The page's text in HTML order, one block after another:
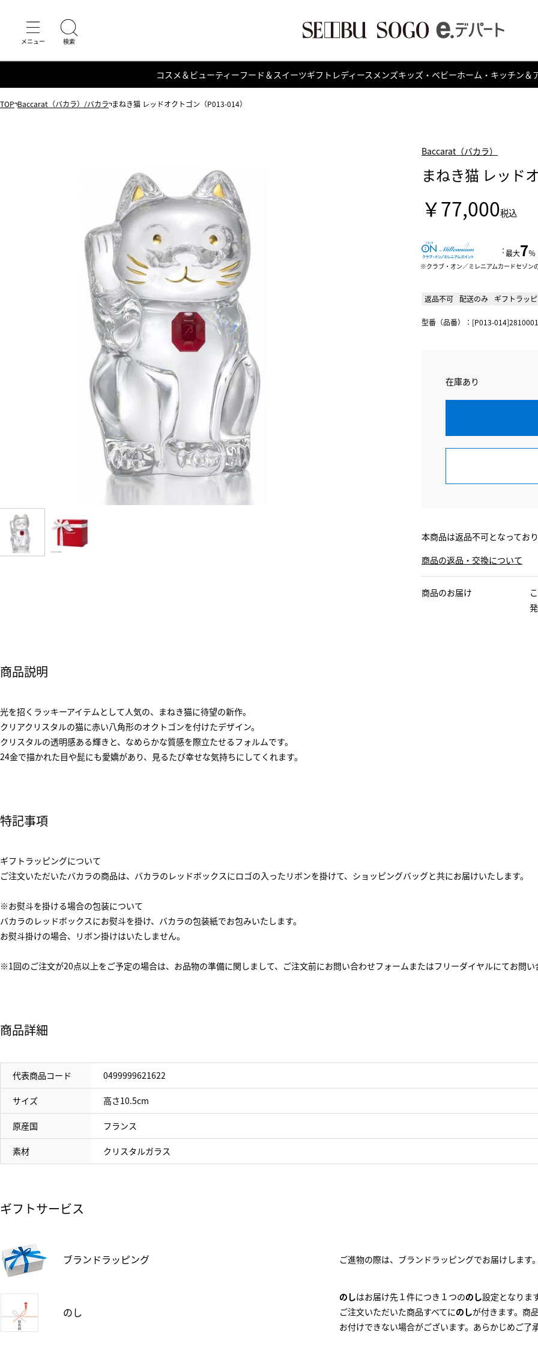
コスメ＆ビューティーフード＆スイーツギフト レディース メンズキッズ・ベビーホーム・キッチン＆
TOP Baccarat（バカラ）/バカラ まねき猫 レッドオクトゴン（P013-014）
Baccarat（バカラ）
まねき猫 レッド
￥77,000税込
：最大7％
クラブ・オン／ミレニアムカードセゾン
返品不可 配送のみ ギフトラッ
型番（品番）：[P013-014]2810001
在庫あり
本商品は返品不可となってお
商品の返品・交換について
商品のお届け
商品説明
光を招くラッキーアイテムとして人気の、まねき猫に待望の新作。
クリアクリスタルの猫に赤い八角形のオクトゴンを付けたデザイン。
クリスタルの透明感ある輝きと、なめらかな質感を際立たせるフォルムです。
24金で描かれた目や髭にも愛嬌があり、見るたび幸せな気持ちにしてくれます。
特記事項
ギフトラッピングについて
ご注文いただいたバカラの商品は、バカラのレッドボックスにロゴの入ったリボンを掛けて、ショッピングバッグと共にお届けいたします。
※お熨斗を掛ける場合の包装について
バカラのレッドボックスにお熨斗を掛け、バカラの包装紙でお包みいたします。
お熨斗掛けの場合、リボン掛けはいたしません。
※1回のご注文が20点以上をご予定の場合は、お品物の準備に関しまして、ご注文前にお問い合わせフォームまたはフリーダイヤルにてお問い
商品詳細
代表商品コード 0499999621622
サイズ 高さ10.5cm
原産国 フランス
素材 クリスタルガラス
ギフトサービス
ブランドラッピング ご進物の際は、ブランドラッピングでお届けします。
のし
のしはお届け先１件につき１つののし設定となります
ご注文いただいた商品すべてにのしが付きます。商
お付けできない場合がございます。あらかじめご了